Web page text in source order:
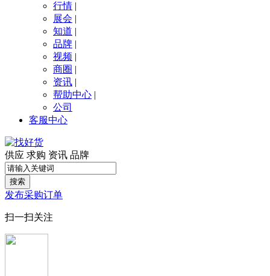
行情 |
展会 |
知道 |
品牌 |
视频 |
商圈 |
资讯 |
帮助中心 |
公司
客服中心
供应 求购 资讯 品牌
搜索
发布采购订单
扫一扫关注